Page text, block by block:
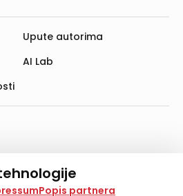
kolačiće i slične
Popis partnera
Upute autorima
AI Lab